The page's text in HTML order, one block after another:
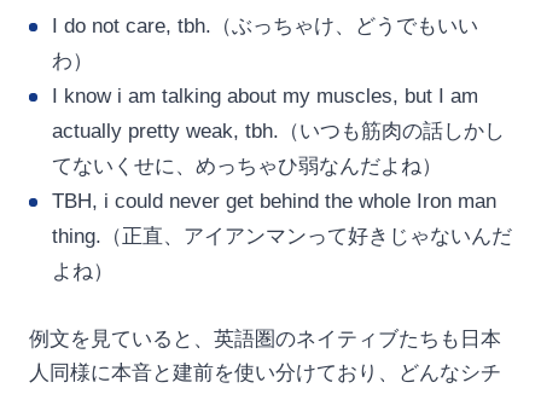
I do not care, tbh.（ぶっちゃけ、どうでもいい
わ）
I know i am talking about my muscles, but I am
actually pretty weak, tbh.（いつも筋肉の話しかし
てないくせに、めっちゃひ弱なんだよね）
TBH, i could never get behind the whole Iron man
thing.（正直、アイアンマンって好きじゃないんだ
よね）
例文を見ていると、英語圏のネイティブたちも日本
人同様に本音と建前を使い分けており、どんなシチ